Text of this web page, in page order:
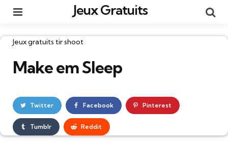
Jeux Gratuits
Catégories
Jeux gratuits tir shoot
Make em Sleep
Twitter Facebook Pinterest
Tumblr Reddit